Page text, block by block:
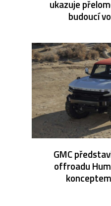
ukazuje
budoucí
GMC
offroadu